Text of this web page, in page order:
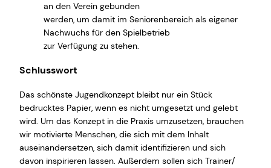
an den Verein gebunden
werden, um damit im Seniorenbereich als eigener
Nachwuchs für den Spielbetrieb
zur Verfügung zu stehen.
Schlusswort
Das schönste Jugendkonzept bleibt nur ein Stück
bedrucktes Papier, wenn es nicht umgesetzt und gelebt
wird. Um das Konzept in die Praxis umzusetzen, brauchen
wir motivierte Menschen, die sich mit dem Inhalt
auseinandersetzen, sich damit identifizieren und sich
davon inspirieren lassen. Außerdem sollen sich Trainer/